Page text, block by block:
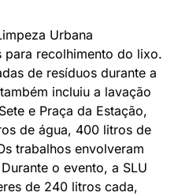
Urbana
recolhimento do lixo.
de resíduos durante a
incluiu a lavação
e Praça da Estação,
de água, 400 litros de
trabalhos envolveram
o evento, a SLU
de 240 litros cada,